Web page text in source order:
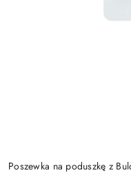
Poszewka na poduszkę z